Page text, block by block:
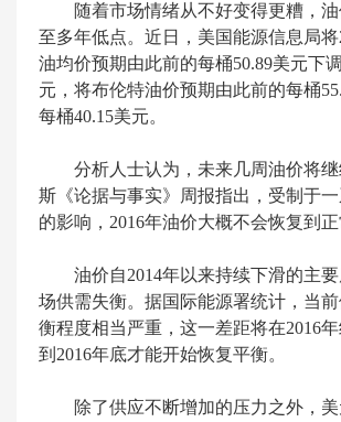
随着市场情绪从不好变得更糟，
至多年低点。近日，美国能源信息局
油均价预期由此前的每桶50.89美元下
元，将布伦特油价预期由此前的每桶
每桶40.15美元。
分析人士认为，未来几周油价将
斯《论据与事实》周报指出，受制于
的影响，2016年油价大概不会恢复到正
油价自2014年以来持续下滑的主
场供需失衡。据国际能源署统计，当
衡程度相当严重，这一差距将在2016
到2016年底才能开始恢复平衡。
除了供应不断增加的压力之外，